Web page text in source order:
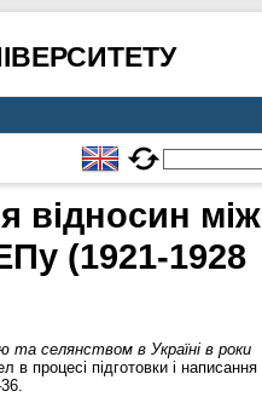
відносин між
(1921-1928
та селянством в Україні в роки
в процесі підготовки і написання